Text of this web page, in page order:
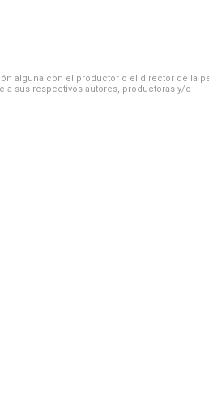
alguna con el productor o el director de la
a sus respectivos autores, productoras y/o